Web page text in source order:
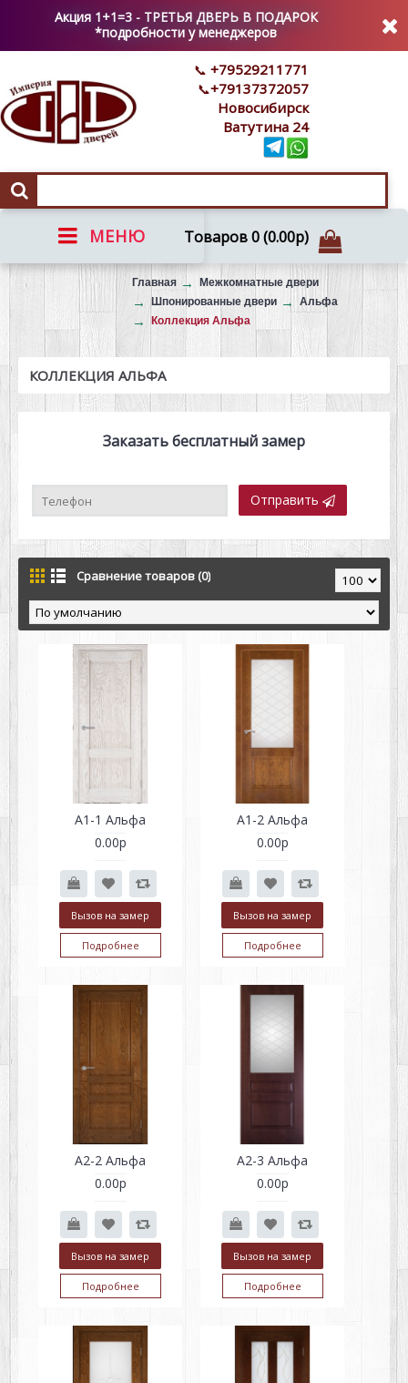
Акция 1+1=3 - ТРЕТЬЯ ДВЕРЬ В ПОДАРОК
*подробности у менеджеров
Товаров 0 (0.00р)
+79529211771
+79137372057
Новосибирск
Ватутина 24
МЕНЮ
Вызов на замер Главная
Межкомнатные двери
Шпонированные двери
Альфа
Коллекция Альфа
КОЛЛЕКЦИЯ АЛЬФА
Заказать бесплатный замер
Отправить
Сравнение товаров (0)
А1-1 Альфа
0.00р
Вызов на замер
Подробнее
А1-2 Альфа
0.00р
Вызов на замер
Подробнее
А2-2 Альфа
0.00р
Вызов на замер
Подробнее
А2-3 Альфа
0.00р
Вызов на замер
Подробнее